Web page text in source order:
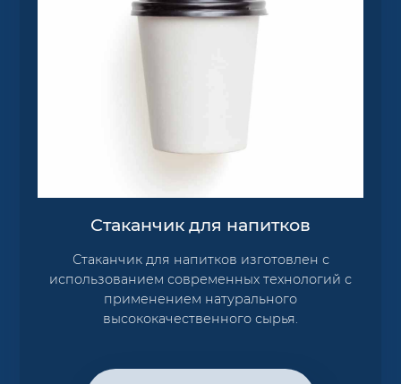
Стаканчик для напитков
Стаканчик для напитков изготовлен с
использованием современных технологий с
применением натурального
высококачественного сырья.